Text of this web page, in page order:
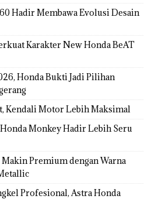
Hadir Membawa Evolusi Desain
Karakter New Honda BeAT
Honda Bukti Jadi Pilihan
Kendali Motor Lebih Maksimal
Honda Monkey Hadir Lebih Seru
Premium dengan Warna
Profesional, Astra Honda